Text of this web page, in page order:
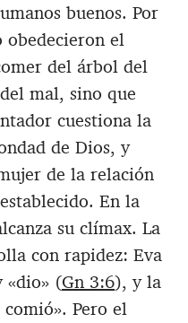
buenos. Por
obedecieron el
del árbol del
mal, sino que
cuestiona la
de Dios, y
de la relación
En la
su clímax. La
con rapidez: Eva
«dio» (Gn 3:6), y la
Pero el